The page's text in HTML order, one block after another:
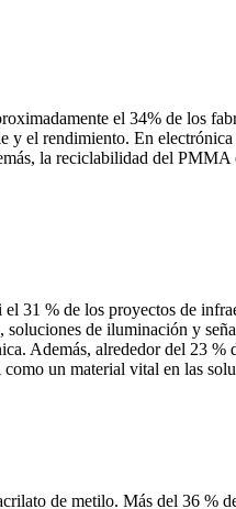
el 34% de los
y el rendimiento. En electrónica
la reciclabilidad del PMMA
31 % de los proyectos de
soluciones de iluminación y
Además, alrededor del 23 %
un material vital en las
de metilo. Más del 36 %